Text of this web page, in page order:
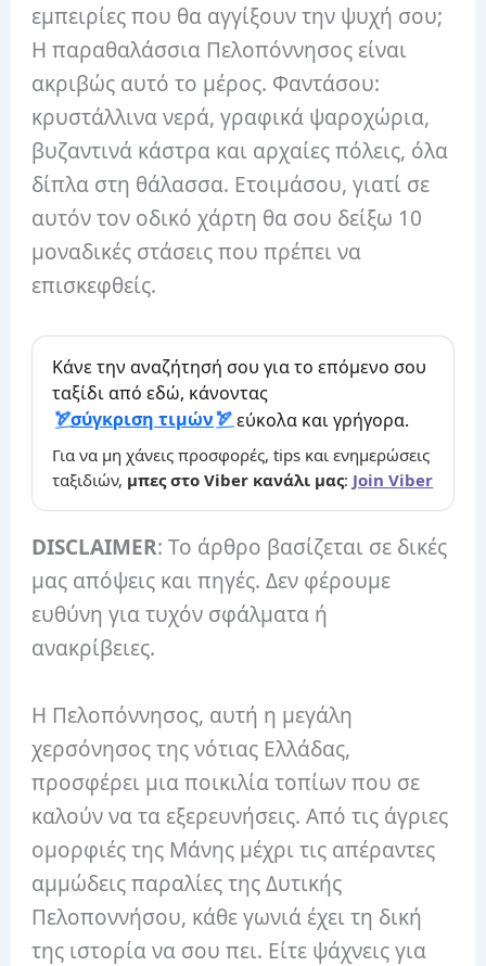
εμπειρίες που θα αγγίξουν την ψυχή σου;
Η παραθαλάσσια Πελοπόννησος είναι
ακριβώς αυτό το μέρος. Φαντάσου:
κρυστάλλινα νερά, γραφικά ψαροχώρια,
βυζαντινά κάστρα και αρχαίες πόλεις, όλα
δίπλα στη θάλασσα. Ετοιμάσου, γιατί σε
αυτόν τον οδικό χάρτη θα σου δείξω 10
μοναδικές στάσεις που πρέπει να
επισκεφθείς.
Κάνε την αναζήτησή σου για το επόμενο σου
ταξίδι από εδώ, κάνοντας
σύγκριση τιμών
εύκολα και γρήγορα.
Για να μη χάνεις προσφορές, tips και ενημερώσεις
ταξιδιών, μπες στο Viber κανάλι μας: Join Viber
DISCLAIMER: Το άρθρο βασίζεται σε δικές
μας απόψεις και πηγές. Δεν φέρουμε
ευθύνη για τυχόν σφάλματα ή
ανακρίβειες.
Η Πελοπόννησος, αυτή η μεγάλη
χερσόνησος της νότιας Ελλάδας,
προσφέρει μια ποικιλία τοπίων που σε
καλούν να τα εξερευνήσεις. Από τις άγριες
ομορφιές της Μάνης μέχρι τις απέραντες
αμμώδεις παραλίες της Δυτικής
Πελοποννήσου, κάθε γωνιά έχει τη δική
της ιστορία να σου πει. Είτε ψάχνεις για